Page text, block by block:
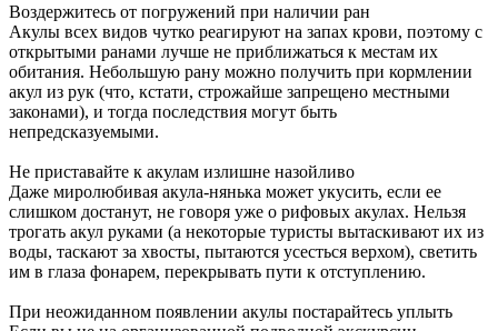
Воздержитесь от погружений при наличии ран
Акулы всех видов чутко реагируют на запах крови, поэтому с
открытыми ранами лучше не приближаться к местам их
обитания. Небольшую рану можно получить при кормлении
акул из рук (что, кстати, строжайше запрещено местными
законами), и тогда последствия могут быть
непредсказуемыми.
Не приставайте к акулам излишне назойливо
Даже миролюбивая акула-нянька может укусить, если ее
слишком достанут, не говоря уже о рифовых акулах. Нельзя
трогать акул руками (а некоторые туристы вытаскивают их из
воды, таскают за хвосты, пытаются усесться верхом), светить
им в глаза фонарем, перекрывать пути к отступлению.
При неожиданном появлении акулы постарайтесь уплыть